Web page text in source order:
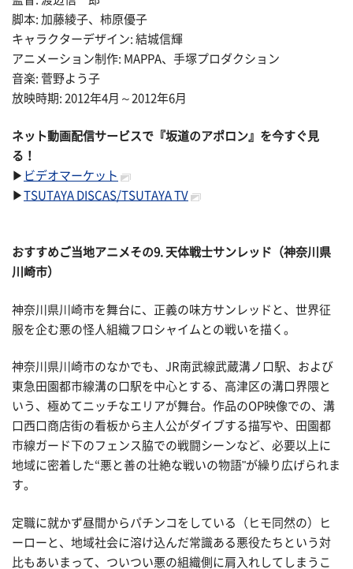
脚本: 加藤綾子、柿原優子
キャラクターデザイン: 結城信輝
アニメーション制作: MAPPA、手塚プロダクション
音楽: 菅野よう子
放映時期: 2012年4月～2012年6月
ネット動画配信サービスで『坂道のアポロン』を今すぐ見
る！
▶ ビデオマーケット
▶ TSUTAYA DISCAS/TSUTAYA TV
おすすめご当地アニメその9. 天体戦士サンレッド（神奈川県
川崎市）
神奈川県川崎市を舞台に、正義の味方サンレッドと、世界征
服を企む悪の怪人組織フロシャイムとの戦いを描く。
神奈川県川崎市のなかでも、JR南武線武蔵溝ノ口駅、および
東急田園都市線溝の口駅を中心とする、高津区の溝口界隈と
いう、極めてニッチなエリアが舞台。作品のOP映像での、溝
口西口商店街の看板から主人公がダイブする描写や、田園都
市線ガード下のフェンス脇での戦闘シーンなど、必要以上に
地域に密着した“悪と善の壮絶な戦いの物語"が繰り広げられま
す。
定職に就かず昼間からパチンコをしている（ヒモ同然の）ヒ
ーローと、地域社会に溶け込んだ常識ある悪役たちという対
比もあいまって、ついつい悪の組織側に肩入れしてしまうこ